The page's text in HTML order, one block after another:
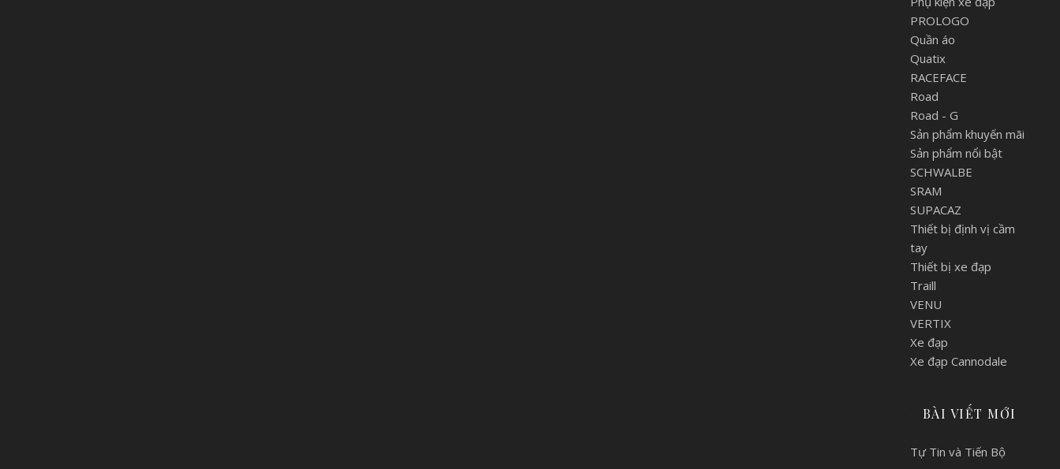
PROLOGO
Quần áo
Quatix
RACEFACE
Road
Road - G
Sản phẩm khuyến mãi
Sản phẩm nổi bật
SCHWALBE
SRAM
SUPACAZ
Thiết bị định vị cầm
tay
Thiết bị xe đạp
Traill
VENU
VERTIX
Xe đạp
Xe đạp Cannodale
BÀI VIẾT MỚI
Tự Tin và Tiến Bộ